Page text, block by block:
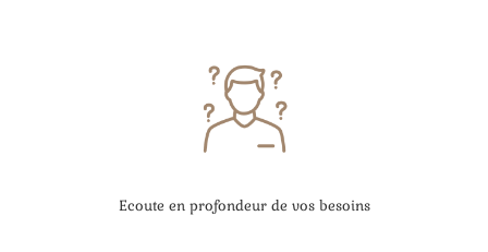
Ecoute en profondeur de vos besoins